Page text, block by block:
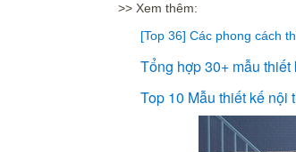
>> Xem thêm:
[Top 36] Các phong cách
Tổng hợp 30+ mẫu
Top 10 Mẫu thiết kế nội